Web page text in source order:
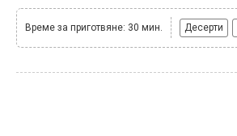
Време за приготвяне: 30 мин. Десерти